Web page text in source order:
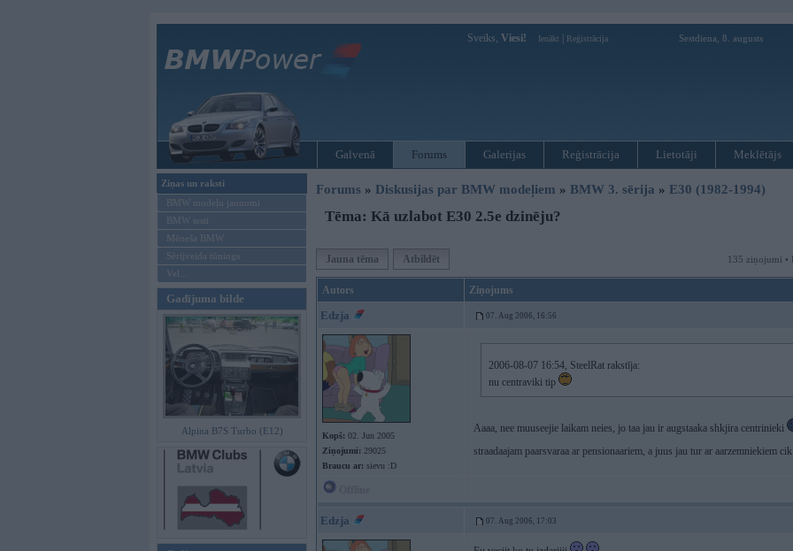
Sveiks, Viesi! Ienākt Reģistrācija Sestdiena, 8. augusts
Galvenā Forums Galerijas Reģistrācija Lietotāji Meklētājs
Ziņas un raksti
BMW modeļu jaunumi
BMW testi
Mēneša BMW
Sērijveida tūnings
Vel...
Gadījuma bilde
Alpina B7S Turbo (E12)
Forums » Diskusijas par BMW modeļiem » BMW 3. sērija » E30 (1982-1994)
Tēma: Kā uzlabot E30 2.5e dzinēju?
Jauna tēma Atbildēt 135 ziņojumi •
Autors Ziņojums
Edzja 07. Aug 2006, 16:56
Kopš: 02. Jun 2005
Ziņojumi: 29025
Braucu ar: sievu :D
2006-08-07 16:54, SteelRat rakstīja:
nu centraviki tip
Aaaa, nee muuseejie laikam neies, jo taa jau ir augstaaka shkjira centrinieki
straadaajam paarsvaraa ar pensionaariem, a juus jau tur ar aarzemniekiem
Edzja 07. Aug 2006, 17:03